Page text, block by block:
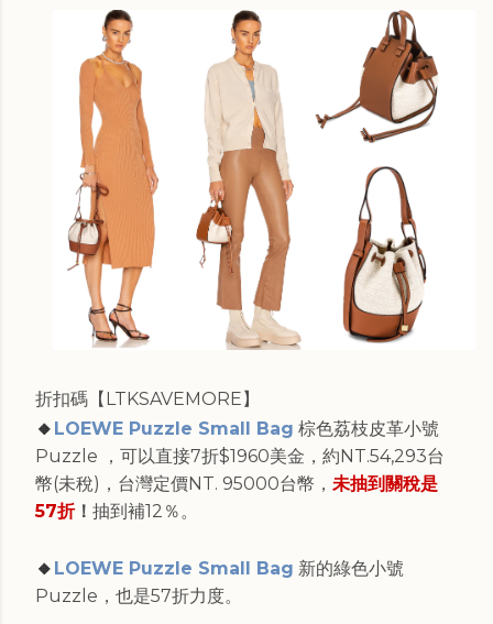
折扣碼【LTKSAVEMORE】
🔸 LOEWE Puzzle Small Bag 棕色荔枝皮革小號
Puzzle ，可以直接7折$1960美金，約NT.54,293台
幣(未稅)，台灣定價NT. 95000台幣， 未抽到關稅是
57折！ 抽到補12％。
🔸 LOEWE Puzzle Small Bag 新的綠色小號
Puzzle，也是57折力度。